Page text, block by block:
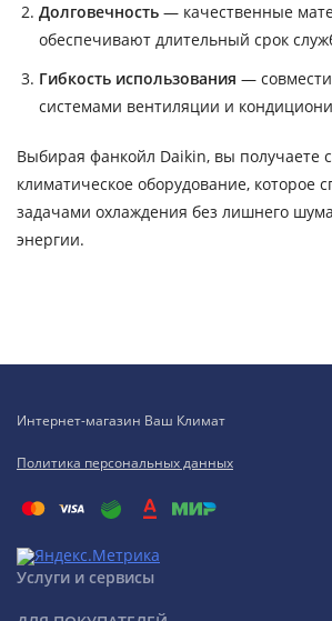
Долговечность — качественные
обеспечивают длительный срок
Гибкость использования —
системами вентиляции и
Выбирая фанкойл Daikin, вы получаете
климатическое оборудование, которое
задачами охлаждения без лишнего
энергии.
Интернет-магазин Ваш Климат
Политика персональных данных
Услуги и сервисы